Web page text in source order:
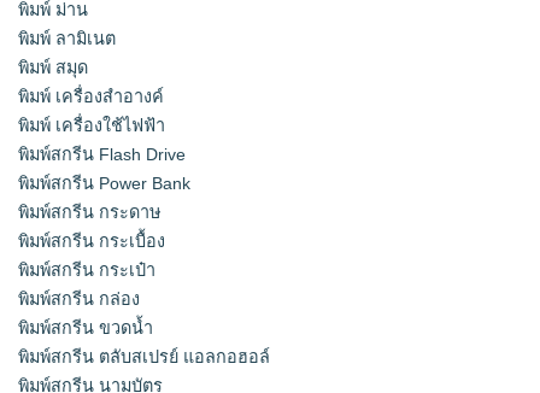
พิมพ์ ม่าน
พิมพ์ ลามิเนต
พิมพ์ สมุด
พิมพ์ เครื่องสําอางค์
พิมพ์ เครื่องใช้ไฟฟ้า
พิมพ์สกรีน Flash Drive
พิมพ์สกรีน Power Bank
พิมพ์สกรีน กระดาษ
พิมพ์สกรีน กระเบื้อง
พิมพ์สกรีน กระเป๋า
พิมพ์สกรีน กล่อง
พิมพ์สกรีน ขวดน้ำ
พิมพ์สกรีน ตลับสเปรย์ แอลกอฮอล์
พิมพ์สกรีน นามบัตร